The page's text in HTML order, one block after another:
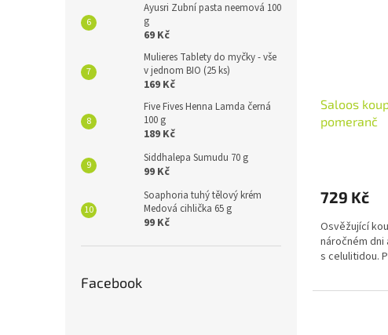
Ayusri Zubní pasta neemová 100
g
69 Kč
Mulieres Tablety do myčky - vše
v jednom BIO (25 ks)
169 Kč
Five Fives Henna Lamda černá
100 g
189 Kč
Siddhalepa Sumudu 70 g
99 Kč
Soaphoria tuhý tělový krém
Medová cihlička 65 g
99 Kč
Facebook
Saloos
pomeranč
je
z
5
hvězdiček.
729 Kč
Osvěžující
náročném dni
s celulitidou.